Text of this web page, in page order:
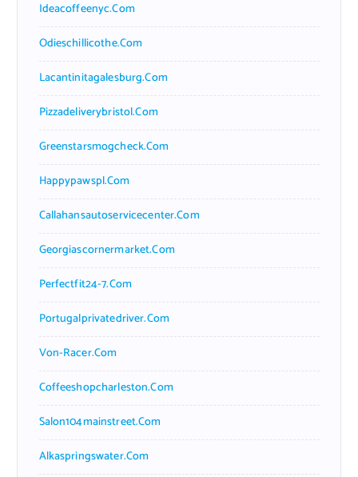
Ideacoffeenyc.com
Odieschillicothe.com
Lacantinitagalesburg.com
Pizzadeliverybristol.com
Greenstarsmogcheck.com
Happypawspl.com
Callahansautoservicecenter.com
Georgiascornermarket.com
Perfectfit24-7.com
Portugalprivatedriver.com
Von-Racer.com
Coffeeshopcharleston.com
Salon104mainstreet.com
Alkaspringswater.com